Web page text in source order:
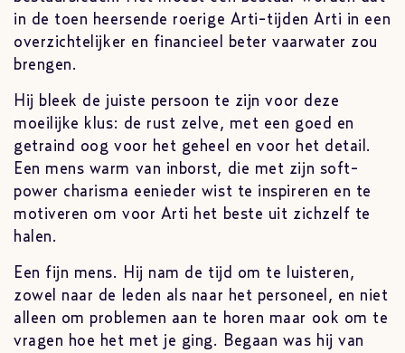
in de toen heersende roerige Arti-tijden Arti in een
overzichtelijker en financieel beter vaarwater zou
brengen.
Hij bleek de juiste persoon te zijn voor deze
moeilijke klus: de rust zelve, met een goed en
getraind oog voor het geheel en voor het detail.
Een mens warm van inborst, die met zijn soft-
power charisma eenieder wist te inspireren en te
motiveren om voor Arti het beste uit zichzelf te
halen.
Een fijn mens. Hij nam de tijd om te luisteren,
zowel naar de leden als naar het personeel, en niet
alleen om problemen aan te horen maar ook om te
vragen hoe het met je ging. Begaan was hij van